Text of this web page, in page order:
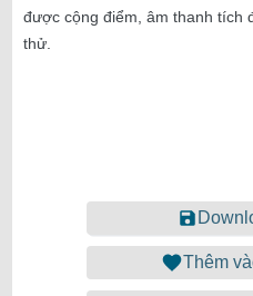
được cộng điểm, âm thanh tích
thử.
Thêm